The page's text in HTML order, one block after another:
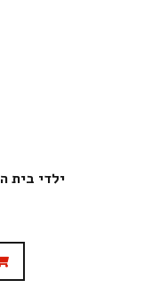
ילדי בית